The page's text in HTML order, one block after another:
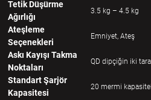
Tetik Düşürme
Ağırlığı
3.5 kg – 4.5 kg
Ateşleme
Seçenekleri
Emniyet, Ateş
Askı Kayışı Takma
Noktaları
QD dipçiğin iki
Standart Şarjör
Kapasitesi
20 mermi